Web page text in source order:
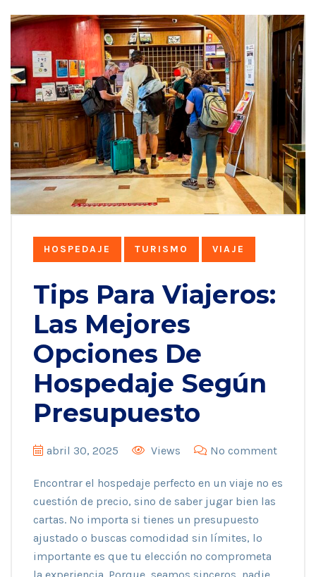
HOSPEDAJE TURISMO VIAJE
Tips Para Viajeros:
Las Mejores
Opciones De
Hospedaje Según
Presupuesto
abril 30, 2025 Views No comment
Encontrar el hospedaje perfecto en un viaje no es
cuestión de precio, sino de saber jugar bien las
cartas. No importa si tienes un presupuesto
ajustado o buscas comodidad sin límites, lo
importante es que tu elección no comprometa